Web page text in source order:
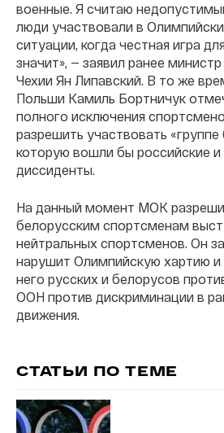
военные. Я считаю
люди участвовали в
ситуации, когда честная игра
значит», — заявил ранее
Чехии Ян Липавский. В то же
Польши Камиль Бортничук
полного исключения
разрешить участвовать «группе
которую вошли бы российские и
диссиденты.
На данный момент МОК
белорусским спортсменам
нейтральных спортсменов. Он
нарушит Олимпийскую хартию и
него русских и белорусов
ООН против дискриминации в
движения.
СТАТЬИ ПО ТЕМЕ